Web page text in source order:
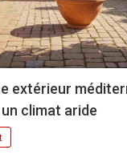
extérieur
climat aride